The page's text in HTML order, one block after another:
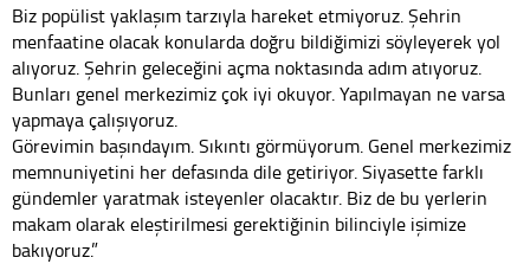
Biz popülist yaklaşım tarzıyla hareket etmiyoruz. Şehrin
menfaatine olacak konularda doğru bildiğimizi söyleyerek yol
alıyoruz. Şehrin geleceğini açma noktasında adım atıyoruz.
Bunları genel merkezimiz çok iyi okuyor. Yapılmayan ne varsa
yapmaya çalışıyoruz.
Görevimin başındayım. Sıkıntı görmüyorum. Genel merkezimiz
memnuniyetini her defasında dile getiriyor. Siyasette farklı
gündemler yaratmak isteyenler olacaktır. Biz de bu yerlerin
makam olarak eleştirilmesi gerektiğinin bilinciyle işimize
bakıyoruz.”